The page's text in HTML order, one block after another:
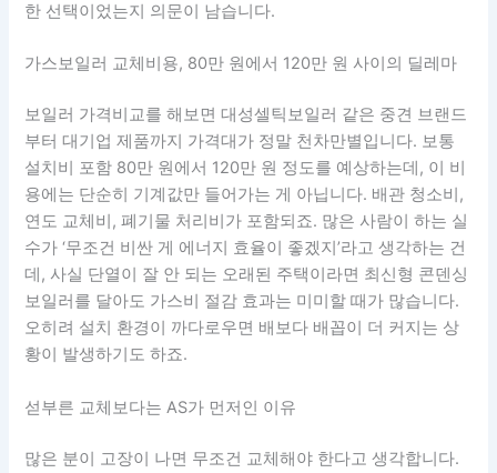
한 선택이었는지 의문이 남습니다.
가스보일러 교체비용, 80만 원에서 120만 원 사이의 딜레마
보일러 가격비교를 해보면 대성셀틱보일러 같은 중견 브랜드
부터 대기업 제품까지 가격대가 정말 천차만별입니다. 보통
설치비 포함 80만 원에서 120만 원 정도를 예상하는데, 이 비
용에는 단순히 기계값만 들어가는 게 아닙니다. 배관 청소비,
연도 교체비, 폐기물 처리비가 포함되죠. 많은 사람이 하는 실
수가 ‘무조건 비싼 게 에너지 효율이 좋겠지’라고 생각하는 건
데, 사실 단열이 잘 안 되는 오래된 주택이라면 최신형 콘덴싱
보일러를 달아도 가스비 절감 효과는 미미할 때가 많습니다.
오히려 설치 환경이 까다로우면 배보다 배꼽이 더 커지는 상
황이 발생하기도 하죠.
섣부른 교체보다는 AS가 먼저인 이유
많은 분이 고장이 나면 무조건 교체해야 한다고 생각합니다.